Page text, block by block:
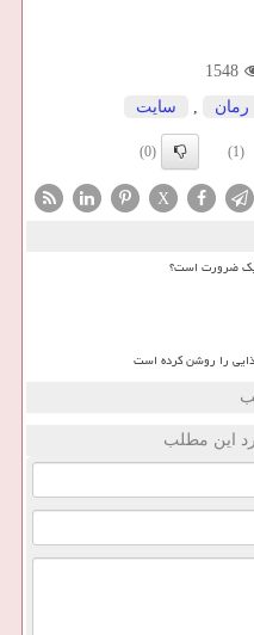
1548
رمان , سایت
(1)
(0)
X
یک ضرورت است؟
را روشن کرده است
این مطلب